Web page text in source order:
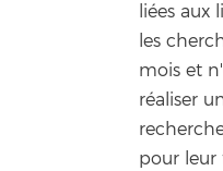
liées aux
les
mois et
réaliser
pour